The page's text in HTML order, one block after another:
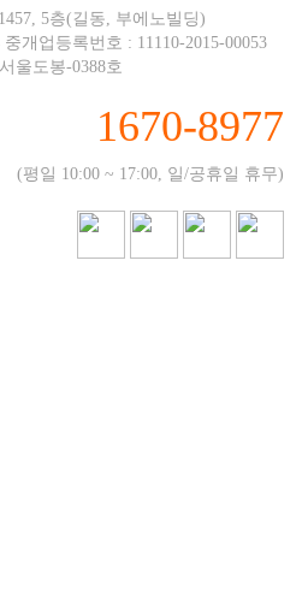
5층(길동, 부에노빌딩)
개업등록번호 : 11110-2015-00053
울도봉-0388호
1670-8977
(평일 10:00 ~ 17:00, 일/공휴일 휴무)